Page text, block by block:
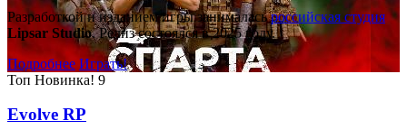
Разработкой и изданием игры занималасьроссийская студия
Lipsar Studio. Релиз состоялся в 2025 году.
Подробнее Играть!
Топ Новинка! 9
Evolve RP